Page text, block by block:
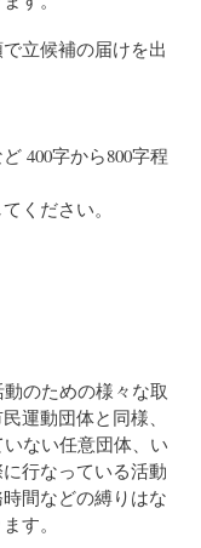
立候補の届けを出
400字から800字程
ください。
のための様々な取
運動団体と同様、
ない任意団体、い
行なっている活動
間などの縛りはな
す。